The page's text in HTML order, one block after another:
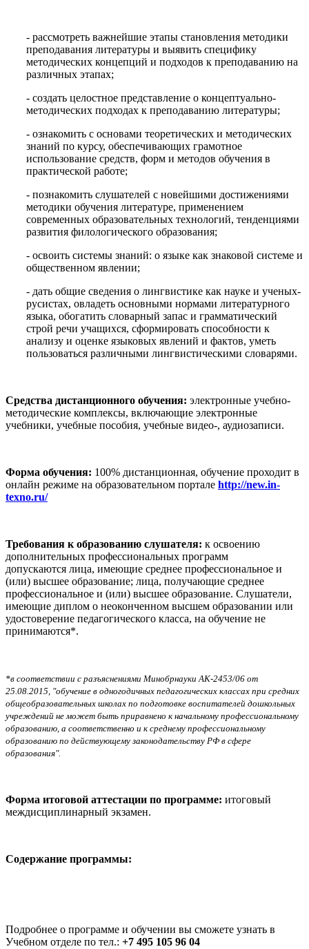
- рассмотреть важнейшие этапы становления методики
преподавания литературы и выявить специфику
методических концепций и подходов к преподаванию на
различных этапах;
- создать целостное представление о концептуально-
методических подходах к преподаванию литературы;
- ознакомить с основами теоретических и методических
знаний по курсу, обеспечивающих грамотное
использование средств, форм и методов обучения в
практической работе;
- познакомить слушателей с новейшими достижениями
методики обучения литературе, применением
современных образовательных технологий, тенденциями
развития филологического образования;
- освоить системы знаний: о языке как знаковой системе и
общественном явлении;
- дать общие сведения о лингвистике как науке и ученых-
русистах, овладеть основными нормами литературного
языка, обогатить словарный запас и грамматический
строй речи учащихся, сформировать способности к
анализу и оценке языковых явлений и фактов, уметь
пользоваться различными лингвистическими словарями.
Средства дистанционного обучения: электронные учебно-
методические комплексы, включающие электронные
учебники, учебные пособия, учебные видео-, аудиозаписи.
Форма обучения: 100% дистанционная, обучение проходит в
онлайн режиме на образовательном портале http://new.in-
texno.ru/
Требования к образованию слушателя: к освоению
дополнительных профессиональных программ
допускаются лица, имеющие среднее профессиональное и
(или) высшее образование; лица, получающие среднее
профессиональное и (или) высшее образование. Слушатели,
имеющие диплом о неоконченном высшем образовании или
удостоверение педагогического класса, на обучение не
принимаются*.
*в соответствии с разъяснениями Минобрнауки АК-2453/06 от
25.08.2015, "обучение в одногодичных педагогических классах при средних
общеобразовательных школах по подготовке воспитателей дошкольных
учреждений не может быть приравнено к начальному профессиональному
образованию, а соответственно и к среднему профессиональному
образованию по действующему законодательству РФ в сфере
образования".
Форма итоговой аттестации по программе: итоговый
междисциплинарный экзамен.
Содержание программы:
Подробнее о программе и обучении вы сможете узнать в
Учебном отделе по тел.: +7 495 105 96 04